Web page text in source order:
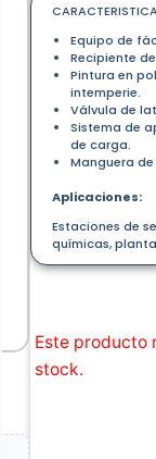
Equipo de
Recipiente
Pintura en
intemperie.
Válvula de
Sistema de
de carga.
Manguera
Aplicaciones:
Estaciones de
químicas,
Este producto
stock.